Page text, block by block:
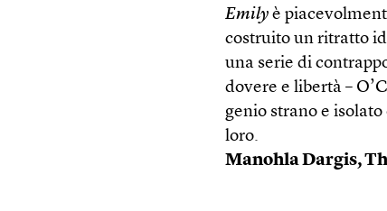
Emily è
costruito un ritratto
una serie di
dovere e libertà –
genio strano e
loro.
Manohla Dargis,